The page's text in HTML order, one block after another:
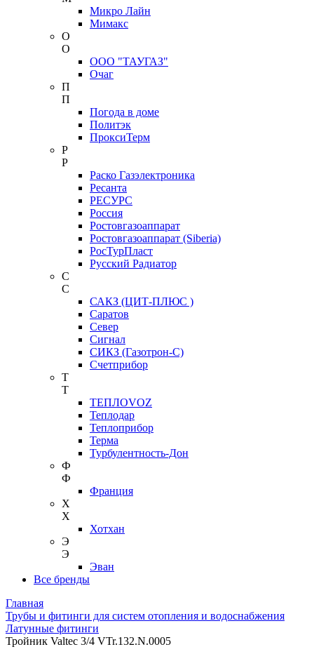
Микро Лайн
Мимакс
О
О
ООО "ТАУГАЗ"
Очаг
П
П
Погода в доме
Политэк
ПроксиТерм
Р
Р
Раско Газэлектроника
Ресанта
РЕСУРС
Россия
Ростовгазоаппарат
Ростовгазоаппарат (Siberia)
РосТурПласт
Русский Радиатор
С
С
САКЗ (ЦИТ-ПЛЮС )
Саратов
Север
Сигнал
СИКЗ (Газотрон-С)
Счетприбор
Т
Т
ТЕПЛОVOZ
Теплодар
Теплоприбор
Терма
Турбулентность-Дон
Ф
Ф
Франция
Х
Х
Хотхан
Э
Э
Эван
Все бренды
Главная
Трубы и фитинги для систем отопления и водоснабжения
Латунные фитинги
Тройник Valtec 3/4 VTr.132.N.0005